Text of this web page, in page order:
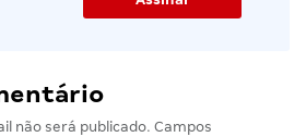
não será publicado. Campos